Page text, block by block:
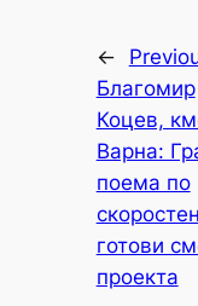
←
Благомир
Коцев,
Варна:
поема по
готови
проекта